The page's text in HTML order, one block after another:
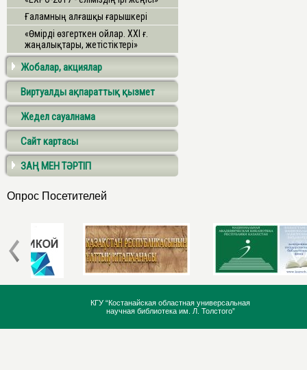
Ғаламның алғашқы ғарышкері
«Өмірді өзгерткен ойлар. ХХІ ғ.
жаңалықтары, жетістіктері»
Жобалар, акциялар
Виртуалды ақпараттық қызмет
Жедел сауалнама
Сайт картасы
ЗАҢ МЕН ТӘРТІП
Опрос Посетителей
КГУ “Костанайская областная универсальная
научная библиотека им. Л. Толстого”